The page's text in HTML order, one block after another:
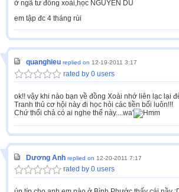
ở ngã tư đồng xoài,học NGUYỄN DU
em tập đc 4 tháng rùi
quanghieu replied on 12-19-2011 3:17
rated by 0 users
ok!! vậy khi nào bạn về đồng Xoài nhớ liên lạc lại
Tranh thủ cơ hội này đi học hỏi các tiền bối luôn!!!
Chứ thổi chả có ai nghe thế này....wa'
Dương Anh replied on 12-20-2011 7:17
rated by 0 users